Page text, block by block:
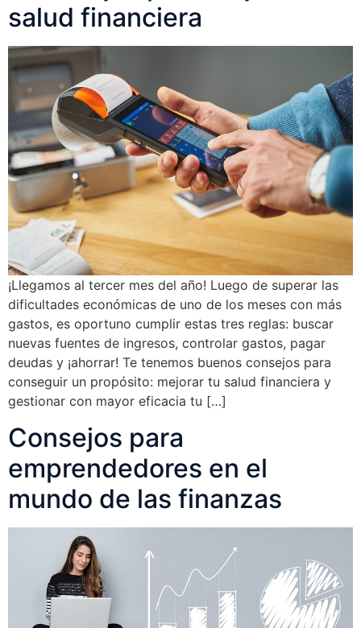
salud financiera
¡Llegamos al tercer mes del año! Luego de superar las
dificultades económicas de uno de los meses con más
gastos, es oportuno cumplir estas tres reglas: buscar
nuevas fuentes de ingresos, controlar gastos, pagar
deudas y ¡ahorrar! Te tenemos buenos consejos para
conseguir un propósito: mejorar tu salud financiera y
gestionar con mayor eficacia tu […]
Consejos para
emprendedores en el
mundo de las finanzas